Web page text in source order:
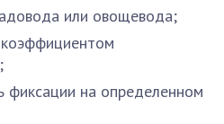
или овощевода;
фиксации на определенном